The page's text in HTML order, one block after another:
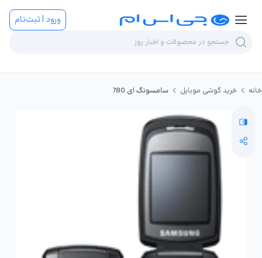
ورود | ثبت‌نام
خانه خرید گوشی موبایل سامسونگ ای 780